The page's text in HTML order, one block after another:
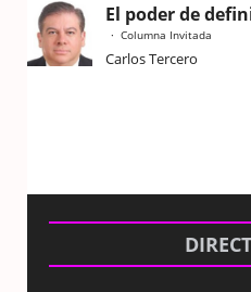
El poder de
Columna Invitada
Carlos Tercero